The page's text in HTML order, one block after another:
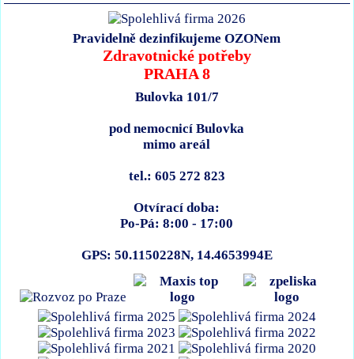
Pravidelně dezinfikujeme OZONem
Zdravotnické potřeby
PRAHA 8
Bulovka 101/7
pod nemocnicí Bulovka
mimo areál
tel.: 605 272 823
Otvírací doba:
Po-Pá: 8:00 - 17:00
GPS: 50.1150228N, 14.4653994E